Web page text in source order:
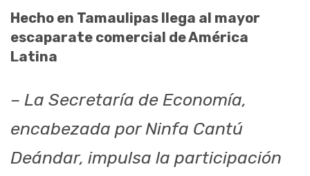
Hecho en Tamaulipas llega al mayor
escaparate comercial de América
Latina
– La Secretaría de Economía,
encabezada por Ninfa Cantú
Deándar, impulsa la participación